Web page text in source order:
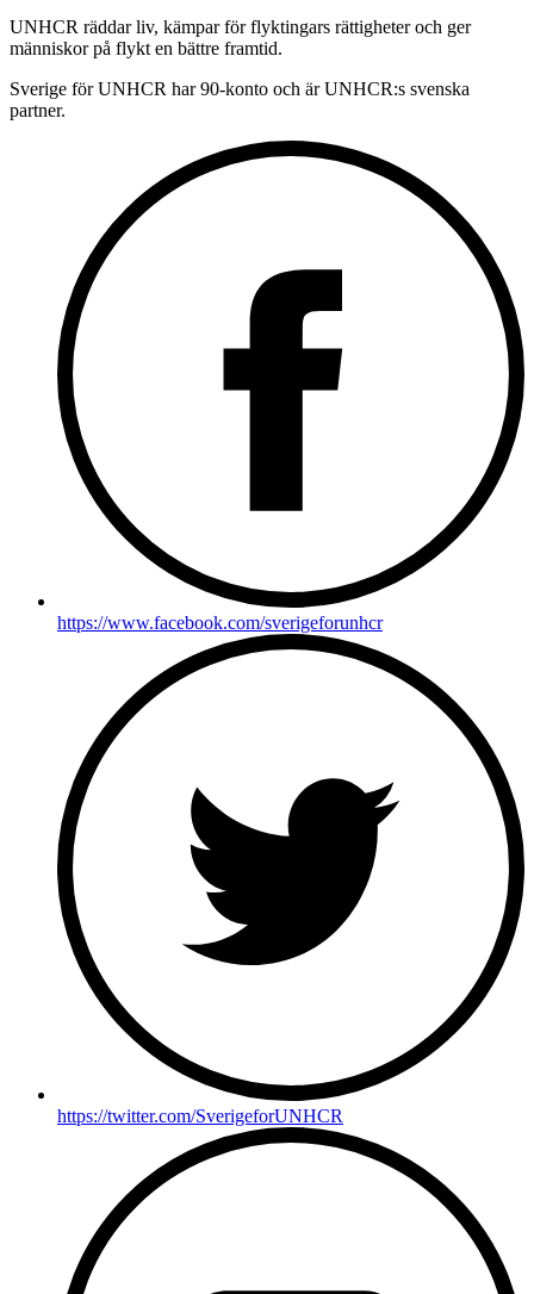
UNHCR räddar liv, kämpar för flyktingars rättigheter och ger
människor på flykt en bättre framtid.
Sverige för UNHCR har 90-konto och är UNHCR:s svenska
partner.
https://www.facebook.com/sverigeforunhcr
https://twitter.com/SverigeforUNHCR